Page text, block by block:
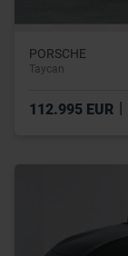
PORSCHE
Taycan
112.995 EUR |